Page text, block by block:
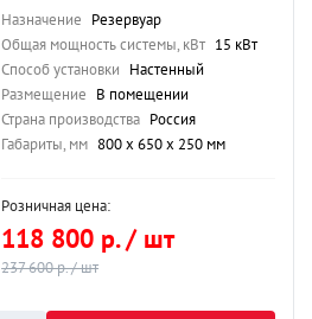
Назначение Резервуар
Общая мощность системы, кВт 15 кВт
Способ установки Настенный
Размещение В помещении
Страна производства Россия
Габариты, мм 800 х 650 х 250 мм
Розничная цена:
118 800 р. / шт
237 600 р. / шт